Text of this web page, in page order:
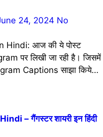
24, 2024 No
पर लिखी जा रही है। जिसमें
Captions साझा किये…
– गैंगस्टर शायरी इन हिंदी